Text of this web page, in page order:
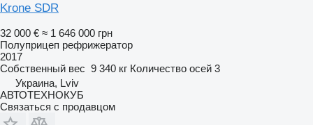
Krone SDR
32 000 € ≈ 1 646 000 грн
Полуприцеп рефрижератор
2017
Собственный вес 9 340 кг Количество осей 3
Украина, Lviv
АВТОТЕХНОКУБ
Связаться с продавцом